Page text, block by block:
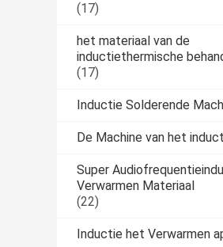
(17)
het materiaal van de
inductiethermische
(17)
Inductie Solderende
De Machine van het
Super
Verwarmen Materiaal
(22)
Inductie het Verwarmen